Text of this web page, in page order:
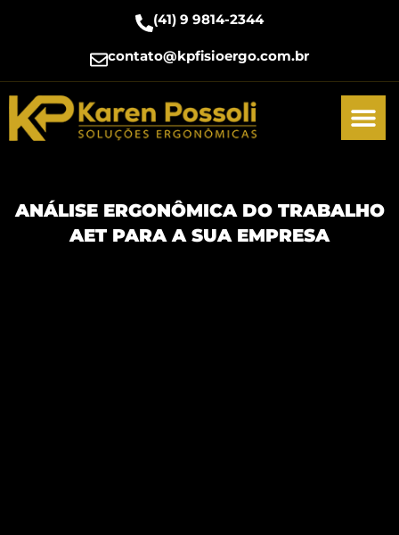
(41) 9 9814-2344
contato@kpfisioergo.com.br
ANÁLISE ERGONÔMICA DO TRABALHO
AET PARA A SUA EMPRESA